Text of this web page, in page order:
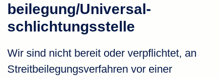
beilegung/Universal­
schlichtungs­stelle
Wir sind nicht bereit oder verpflichtet, an
Streitbeilegungsverfahren vor einer